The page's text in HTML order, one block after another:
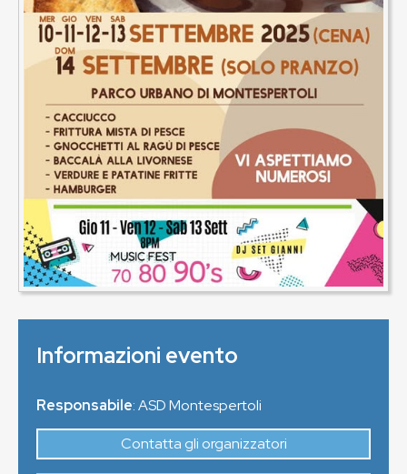
Informazioni evento
Responsabile: ASD Montespertoli
Contatta gli organizzatori